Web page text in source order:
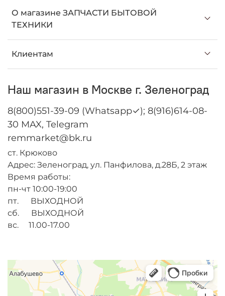
О магазине ЗАПЧАСТИ БЫТОВОЙ
ТЕХНИКИ
Клиентам
Наш магазин в Москве г. Зеленоград
8(800)551-39-09 (Whatsapp✓); 8(916)614-08-
30 MAX, Telegram
remmarket@bk.ru
ст. Крюково
Адрес: Зеленоград, ул. Панфилова, д.28Б, 2 этаж
Время работы:
пн-чт 10:00-19:00
пт. ВЫХОДНОЙ
сб. ВЫХОДНОЙ
вс. 11.00-17.00